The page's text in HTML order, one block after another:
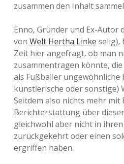
zusammen den Inhalt
Enno, Gründer und Ex-Autor
von Welt Hertha Linke selig),
Zeit hier angefragt, ob man
zusammentragen könnte,
als Fußballer ungewöhnliche
künstlerische oder sonstige)
Seitdem also nichts mehr mit
Berichterstattung über
gleichwohl aber nicht in
zurückgekehrt oder einen
ergriffen haben.